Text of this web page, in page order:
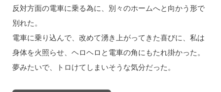
反対方面の電車に乗る為に、別々のホームへと向かう形で
別れた。
電車に乗り込んで、改めて湧き上がってきた喜びに、私は
身体を火照らせ、ヘロヘロと電車の角にもたれ掛かった。
夢みたいで、トロけてしまいそうな気分だった。